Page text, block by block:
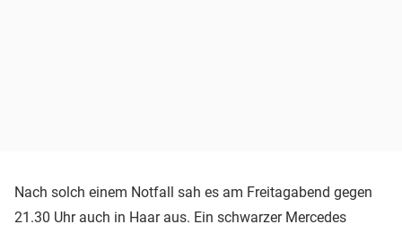
Nach solch einem Notfall sah es am Freitagabend gegen
21.30 Uhr auch in Haar aus. Ein schwarzer Mercedes